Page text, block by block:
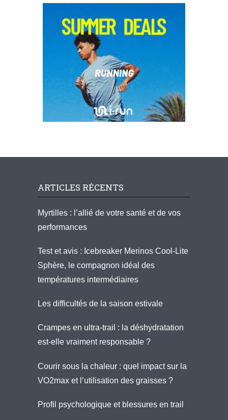
ARTICLES RÉCENTS
Myrtilles : l’allié de votre santé et de vos
performances
Test et avis : Icebreaker Merinos Cool-Lite
Sphère, le compagnon idéal des
températures intermédiaires
Les difficultés de la saison estivale
Crampes en ultra-trail : la déshydratation
est-elle vraiment responsable ?
Courir sous la chaleur : quel impact sur la
VO2max et l’utilisation des graisses ?
Profil psychologique et blessures en trail